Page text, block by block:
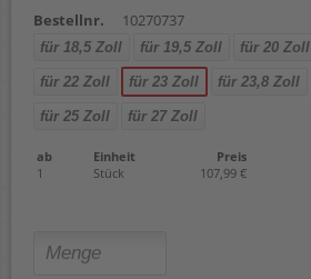
Bestellnr.
10270737
für 18,5 Zoll für 19,5 Zoll für 20 Zoll
für 22 Zoll für 23 Zoll für 23,8 Zoll
für 25 Zoll für 27 Zoll
ab Einheit
Preis
1
Stück 107,99 €